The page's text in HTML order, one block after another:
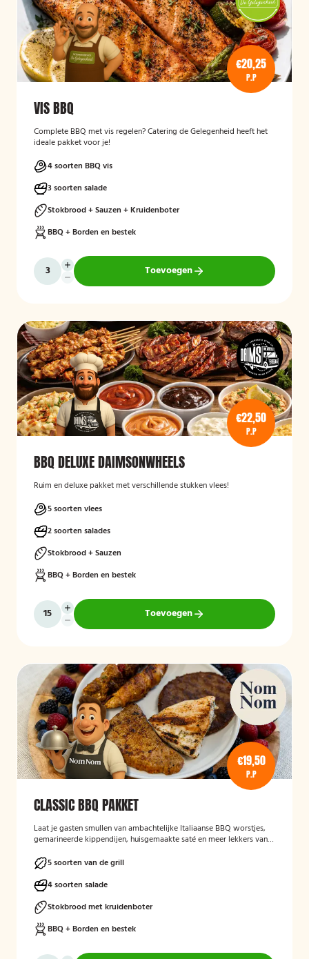
€20,25
P.P
VIS BBQ
Complete BBQ met vis regelen? Catering de Gelegenheid heeft het
ideale pakket voor je!
4 soorten BBQ vis
3 soorten salade
Stokbrood + Sauzen + Kruidenboter
BBQ + Borden en bestek
Toevoegen
€22,50
P.P
BBQ DELUXE DAIMSONWHEELS
Ruim en deluxe pakket met verschillende stukken vlees!
5 soorten vlees
2 soorten salades
Stokbrood + Sauzen
BBQ + Borden en bestek
Toevoegen
€19,50
P.P
CLASSIC BBQ PAKKET
Laat je gasten smullen van ambachtelijke Italiaanse BBQ worstjes,
gemarineerde kippendijen, huisgemaakte saté en meer lekkers van
5 soorten van de grill
4 soorten salade
Stokbrood met kruidenboter
BBQ + Borden en bestek